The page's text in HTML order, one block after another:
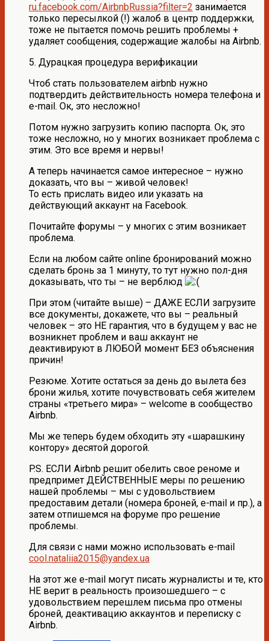
ru.facebook.com/AirbnbRussia?filter=2 занимается
только пересылкой (!) жалоб в центр поддержки,
тоже не пытается помочь решить проблемы +
удаляет сообщения, содержащие жалобы на Airbnb.
5. Дурацкая процедура верификации
Чтоб стать пользователем airbnb нужно
подтвердить действительность номера телефона и
e-mail. Ок, это несложно!
Потом нужно загрузить копию паспорта. Ок, это
тоже несложно, но у многих возникает проблема с
этим. Это все время и нервы!
А теперь начинается самое интересное – нужно
доказать, что вы – живой человек!
То есть прислать видео или указать на
действующий аккаунт на Facebook.
Почитайте форумы – у многих с этим возникает
проблема.
Если на любом сайте online бронирований можно
сделать бронь за 1 минуту, то тут нужно пол-дня
доказывать, что ты – не верблюд
При этом (читайте выше) – ДАЖЕ ЕСЛИ загрузите
все документы, докажете, что вы – реальный
человек – это НЕ гарантия, что в будущем у вас не
возникнет проблем и ваш аккаунт не
деактивируют в ЛЮБОЙ момент БЕЗ объяснения
причин!
Резюме. Хотите остаться за день до вылета без
брони жилья, хотите почувствовать себя жителем
страны «третьего мира» – welcome в сообщество
Airbnb.
Мы же теперь будем обходить эту «шарашкину
контору» десятой дорогой.
P.S. ЕСЛИ Airbnb решит обелить свое реноме и
предпримет ДЕЙСТВЕННЫЕ меры по решению
нашей проблемы – мы с удовольствием
предоставим детали (номера броней, e-mail и пр.), а
затем отпишемся на форуме про решение
проблемы.
Для связи с нами можно использовать e-mail
cool.nataliia2015@yandex.ua
На этот же e-mail могут писать журналисты и те, кто
НЕ верит в реальность произошедшего – с
удовольствием перешлем письма про отмены
броней, деактивацию аккаунтов и переписку с
Airbnb.